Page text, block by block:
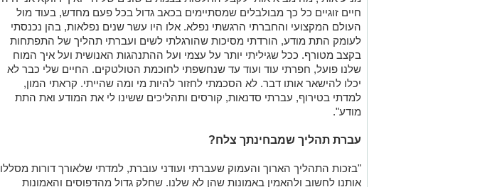
שלנו פועל, חפרתי עוד ועוד עד שנחשפתי לחוכמת הטולטקים. החיים שלי כבר לא
יכלו להישאר אותו דבר. לא הסכמתי לחזור להיות מי ומה שהייתי. קראתי המון,
למדתי בטירוף, עברתי סדנאות, קורסים ותהליכים ששינו לי את המודע ואת התת
מודע".
עברת תהליך שמבחינתך צלח?
"בזכות התהליך הארוך והעמוק שעברתי ועודני עוברת, למדתי שלאורך דורות מסללו
שאימצתי, בכלל לא שלי. למשל, מגיל קטן לימדו אותי שחתונה זה חלק ברור
ממסלול החיים ושאהיה מאושרת בזכות ה'נסיך', בדומה לסינדרלה, שלגיה וכל שאר
הנסיכות שרק אהבת אמת הפיחה בהן חיים. והם חיו באושר ועושר. מסתבר שכל
החיים רדפתי אחרי ה"אושר" ולכן הגירושים הראשונים לא מאוד הבהילו אותי, כי